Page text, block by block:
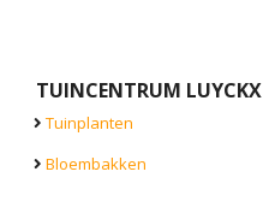
TUINCENTRUM LUYCKX
Tuinplanten
Bloembakken